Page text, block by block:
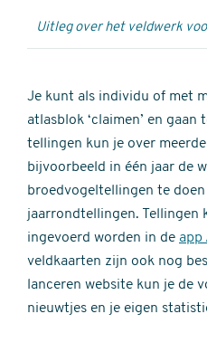
Uitleg over het veldwerk
Je kunt als individu of met
atlasblok ‘claimen’ en
tellingen kun je over
bijvoorbeeld in één jaar de
broedvogeltellingen te
jaarrondtellingen. Tellingen
ingevoerd worden in de app
veldkaarten zijn ook nog
lanceren website kun je de
nieuwtjes en je eigen